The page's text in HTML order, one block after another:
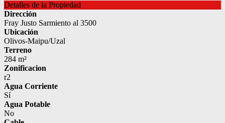
Detalles de la Propiedad
Dirección
Fray Justo Sarmiento al 3500
Ubicación
Olivos-Maipu/Uzal
Terreno
284 m²
Zonificacion
r2
Agua Corriente
Sí
Agua Potable
No